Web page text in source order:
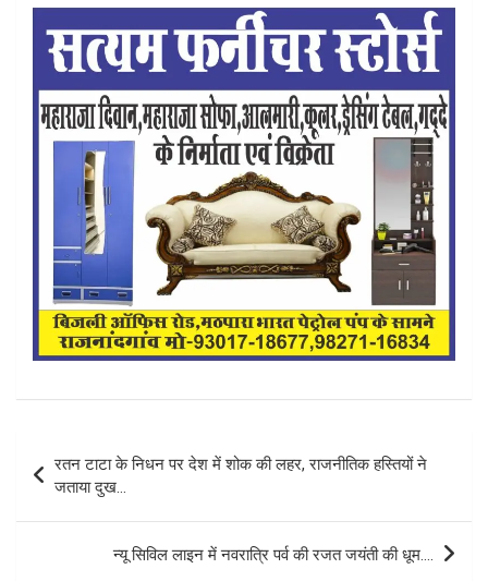
navigation
रतन टाटा के निधन पर देश में शोक की लहर, राजनीतिक हस्तियों ने
जताया दुख…
न्यू सिविल लाइन में नवरात्रि पर्व की रजत जयंती की धूम….